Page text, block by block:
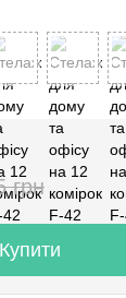
грн
Купити